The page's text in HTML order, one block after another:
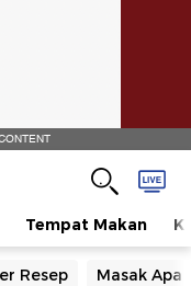
Tempat Makan
Resep Masak Apa